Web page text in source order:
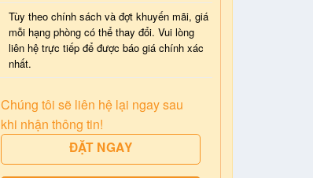
Tùy theo chính sách và đợt khuyến mãi, giá
mỗi hạng phòng có thể thay đổi. Vui lòng
liên hệ trực tiếp để được báo giá chính xác
nhất.
Chúng tôi sẽ liên hệ lại ngay sau
khi nhận thông tin!
ĐẶT NGAY